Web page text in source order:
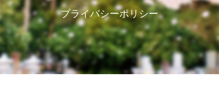
プライバシーポリシー